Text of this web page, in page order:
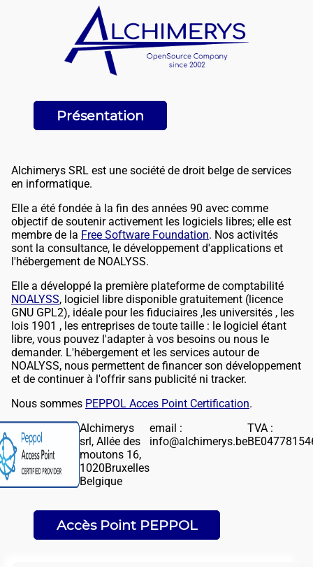
Présentation
Alchimerys SRL est une société de droit belge de services
en informatique.
Elle a été fondée à la fin des années 90 avec comme
objectif de soutenir activement les logiciels libres; elle est
membre de la Free Software Foundation. Nos activités
sont la consultance, le développement d'applications et
l'hébergement de NOALYSS.
Elle a développé la première plateforme de comptabilité
NOALYSS, logiciel libre disponible gratuitement (licence
GNU GPL2), idéale pour les fiduciaires ,les universités , les
lois 1901 , les entreprises de toute taille : le logiciel étant
libre, vous pouvez l'adapter à vos besoins ou nous le
demander. L'hébergement et les services autour de
NOALYSS, nous permettent de financer son développement
et de continuer à l'offrir sans publicité ni tracker.
Nous sommes PEPPOL Acces Point Certification.
Alchimerys
srl, Allée des
moutons 16,
1020Bruxelles
Belgique
email :
info@alchimerys.be
TVA :
Accès Point PEPPOL